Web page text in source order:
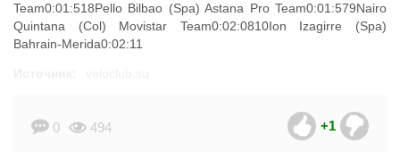
Team0:01:518Pello Bilbao (Spa) Astana Pro Team0:01:579Nairo
Quintana (Col) Movistar Team0:02:0810Ion Izagirre (Spa)
Bahrain-Merida0:02:11
0 494 +1